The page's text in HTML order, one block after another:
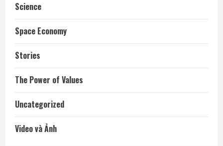
Science
Space Economy
Stories
The Power of Values
Uncategorized
Video và Ảnh